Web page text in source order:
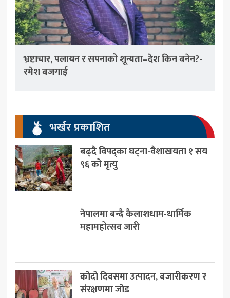
भ्रष्टाचार, पलायन र सपनाको शून्यता–देश किन बनेन?-
रमेश बजगाई
भर्खर प्रकाशित
बढ्दै विपद्का घट्ना-वैशाखयता १ सय
९६ को मृत्यु
नेपालमा बन्दै कैलाशधाम-धार्मिक
महामहोत्सव जारी
कोदो दिवसमा उत्पादन, बजारीकरण र
संरक्षणमा जोड